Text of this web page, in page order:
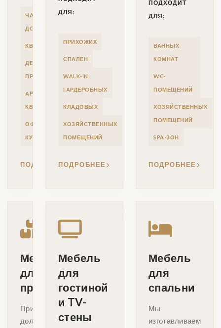
ЧАСТНЫХ
ДОМОВ
КВАРТИР
ДЕВЕЛОПЕРСКИХ
ПРОЕКТОВ
АРЕНДНЫХ
КВАРТИР
ОФИСНЫХ
КУХОНЬ
ПОДРОБНЕЕ
ДЛЯ:
ПРИХОЖИХ
СПАЛЕН
WALK-IN
ГАРДЕРОБНЫХ
КЛАДОВЫХ
ХОЗЯЙСТВЕННЫХ
ПОМЕЩЕНИЙ
ПОДРОБНЕЕ
ПОДХОДИТ
ДЛЯ:
ВАННЫХ
КОМНАТ
WC-
ПОМЕЩЕНИЙ
ХОЗЯЙСТВЕННЫХ
ПОМЕЩЕНИЙ
SPA-ЗОН
ПОДРОБНЕЕ
Мебель
для
прихожей
Прихожая
должна
Мебель
для
гостиной
и TV-
стены
Мебель
для
спальни
Мы
изготавливаем